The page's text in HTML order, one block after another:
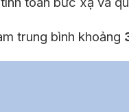
trung bình khoảng